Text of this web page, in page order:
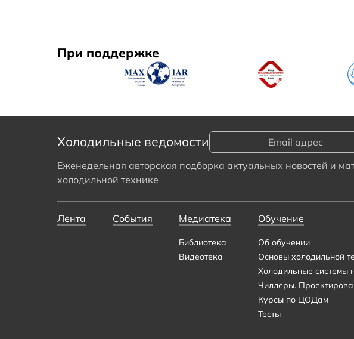
При поддержке
Холодильные ведомости
Еженедельная авторская подборка актуальных новостей и
холодильной технике
Лента События Медиатека
Библиотека
Видеотека
Обучение
Об обучении
Основы холодильной
Холодильные системы
Чиллеры.
Курсы по ЦОДам
Тесты